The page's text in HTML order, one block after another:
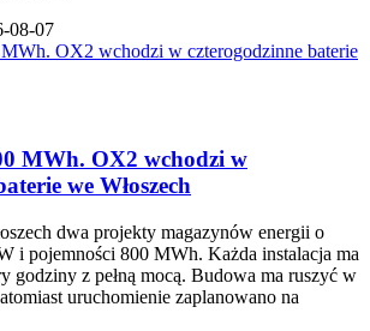
08-07
MWh. OX2 wchodzi w
we Włoszech
dwa projekty magazynów energii o
i pojemności 800 MWh. Każda instalacja ma
godziny z pełną mocą. Budowa ma ruszyć w
uruchomienie zaplanowano na